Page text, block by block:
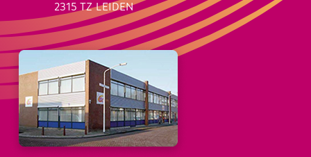
2315 TZ LEIDEN